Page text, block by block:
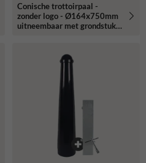
Conische trottoirpaal -
zonder logo - Ø164x750mm
uitneembaar met grondstuk -